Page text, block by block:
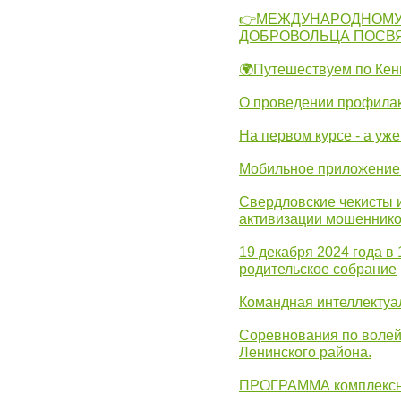
ДОБРОВОЛЬЦА
🌍Путешествуем по
О проведении
На первом курсе - а
Мобильное
Свердловские
активизации
19 декабря 2024 года
родительское собрание
Командная
Соревнования по
Ленинского района.
ПРОГРАММА